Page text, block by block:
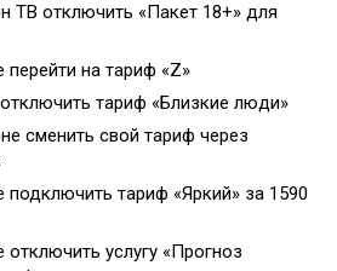
ТВ отключить «Пакет 18+» для
перейти на тариф «Z»
тариф «Близкие люди»
сменить свой тариф через
подключить тариф «Яркий» за 1590
отключить услугу «Прогноз